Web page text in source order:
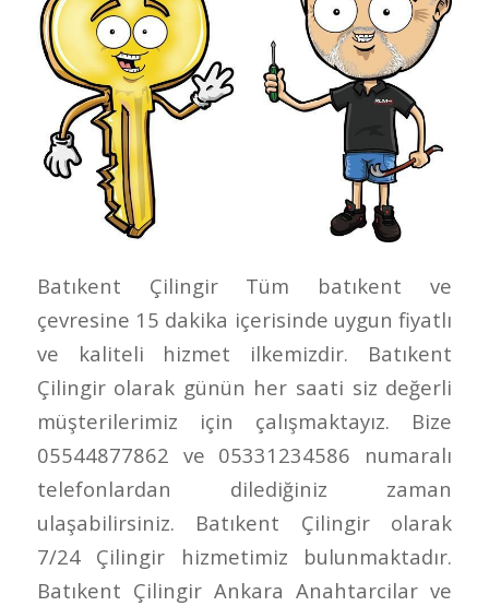
Batıkent Çilingir Tüm batıkent ve
çevresine 15 dakika içerisinde uygun fiyatlı
ve kaliteli hizmet ilkemizdir. Batıkent
Çilingir olarak günün her saati siz değerli
müşterilerimiz için çalışmaktayız. Bize
05544877862 ve 05331234586 numaralı
telefonlardan dilediğiniz zaman
ulaşabilirsiniz. Batıkent Çilingir olarak
7/24 Çilingir hizmetimiz bulunmaktadır.
Batıkent Çilingir Ankara Anahtarcilar ve